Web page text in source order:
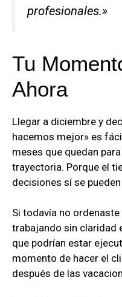
profesionales.»
Tu
Ahora
Llegar a diciembre y
hacemos mejor» es
meses que quedan
trayectoria. Porque el
decisiones sí se
Si todavía no
trabajando sin claridad
que podrían estar
momento de hacer el
después de las